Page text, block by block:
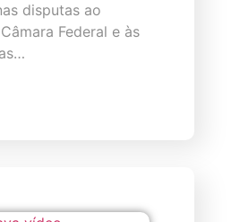
disputas ao
Federal e às